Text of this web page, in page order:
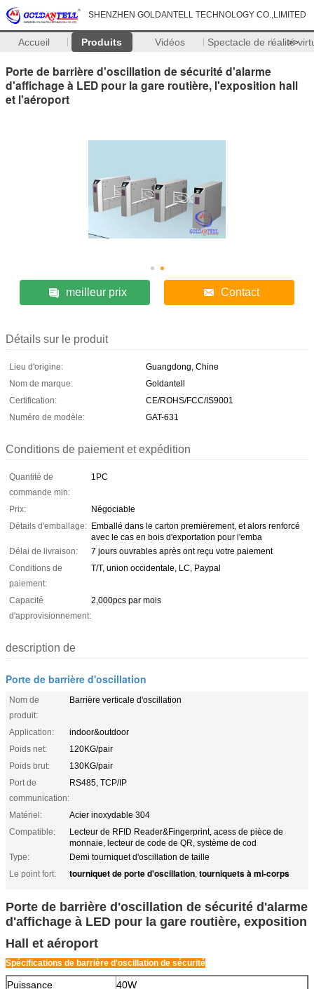
SHENZHEN GOLDANTELL TECHNOLOGY CO.,LIMITED
Accueil Produits Vidéos Spectacle de réalité
>>
Porte de barrière d'oscillation de sécurité d'alarme
d'affichage à LED pour la gare routière, l'exposition hall
et l'aéroport
meilleur prix Contact
Détails sur le produit
Lieu d'origine:
Guangdong, Chine
Nom de marque:
Goldantell
Certification:
CE/ROHS/FCC/IS9001
Numéro de modèle:
GAT-631
Conditions de paiement et expédition
Quantité de
commande min:
1PC
Prix:
Négociable
Détails d'emballage: Emballé dans le carton premièrement, et alors renforcé
avec le cas en bois d'exportation pour l'emba
Délai de livraison:
7 jours ouvrables après ont reçu votre paiement
Conditions de
paiement:
T/T, union occidentale, LC, Paypal
Capacité
d'approvisionnement:
2,000pcs par mois
description de
Porte de barrière d'oscillation
Nom de
produit:
Barrière verticale d'oscillation
Application:
indoor&outdoor
Poids net:
120KG/pair
Poids brut:
130KG/pair
Port de
communication:
RS485, TCP/IP
Matériel:
Acier inoxydable 304
Compatible:
Lecteur de RFID Reader&Fingerprint, acess de pièce de
monnaie, lecteur de code de QR, système de cod
Type:
Demi tourniquet d'oscillation de taille
Le point fort:
tourniquet de porte d'oscillation, tourniquets à mi-corps
Porte de barrière d'oscillation de sécurité d'alarme
d'affichage à LED pour la gare routière, exposition
Hall et aéroport
Spécifications de barrière d'oscillation de sécurité
Puissance
40W